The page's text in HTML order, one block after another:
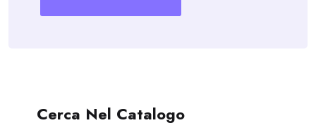
Cerca Nel Catalogo